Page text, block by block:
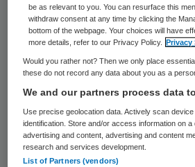
Ruwaard is hoogleraar
Health Care Innovation en
vakgroep Health Services
Maastricht UMC+/ de
Maastricht. Hij is arts,
arts Maatschappij en
speciale interesse op het
epidemiologie, de
be as relevant to you. You can resurface this
withdraw consent at any time by clicking the
bottom of the webpage. Your choices will have
more details, refer to our Privacy Policy.
Privacy
Would you rather not? Then we only place
these do not record any data about you as a
We and our partners process data
Use precise geolocation data. Actively scan
identification. Store and/or access information on
advertising and content, advertising and content
research and services development.
List of Partners (vendors)